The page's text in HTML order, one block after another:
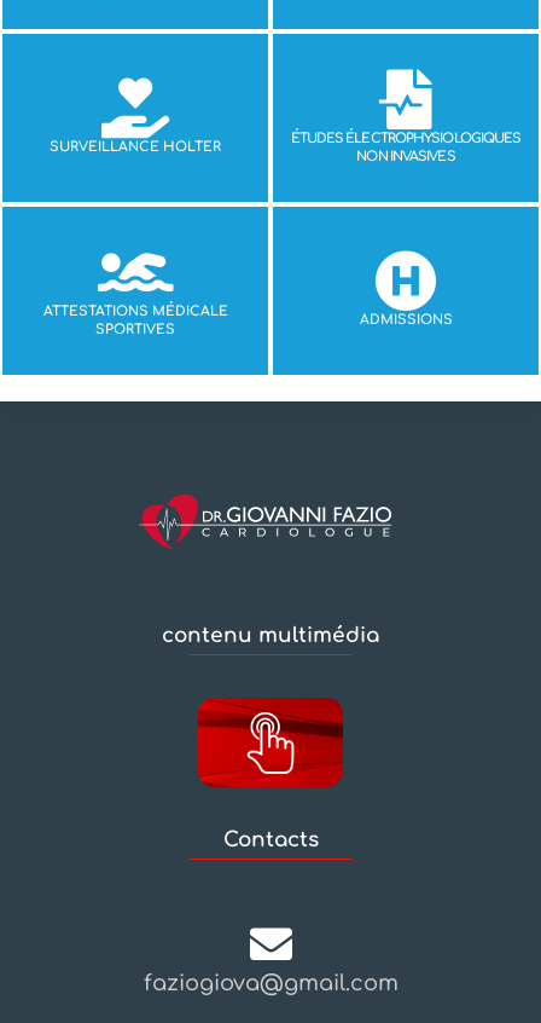
SURVEILLANCE HOLTER
ÉTUDES ÉLECTROPHYSIOLOGIQUES
NON INVASIVES
ATTESTATIONS MÉDICALE
SPORTIVES
ADMISSIONS
contenu multimédia
Contacts
faziogiova@gmail.com